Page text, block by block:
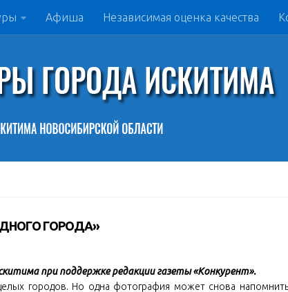
Афиша Независимая оценка качества
ГОРОДА»
при поддержке редакции газеты «Конкурент».
городов. Но одна фотография может снова